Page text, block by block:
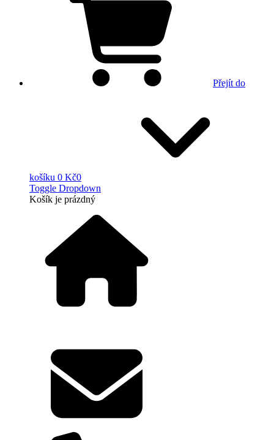
Přejít do
košíku 0 Kč0
Toggle Dropdown
Košík je prázdný